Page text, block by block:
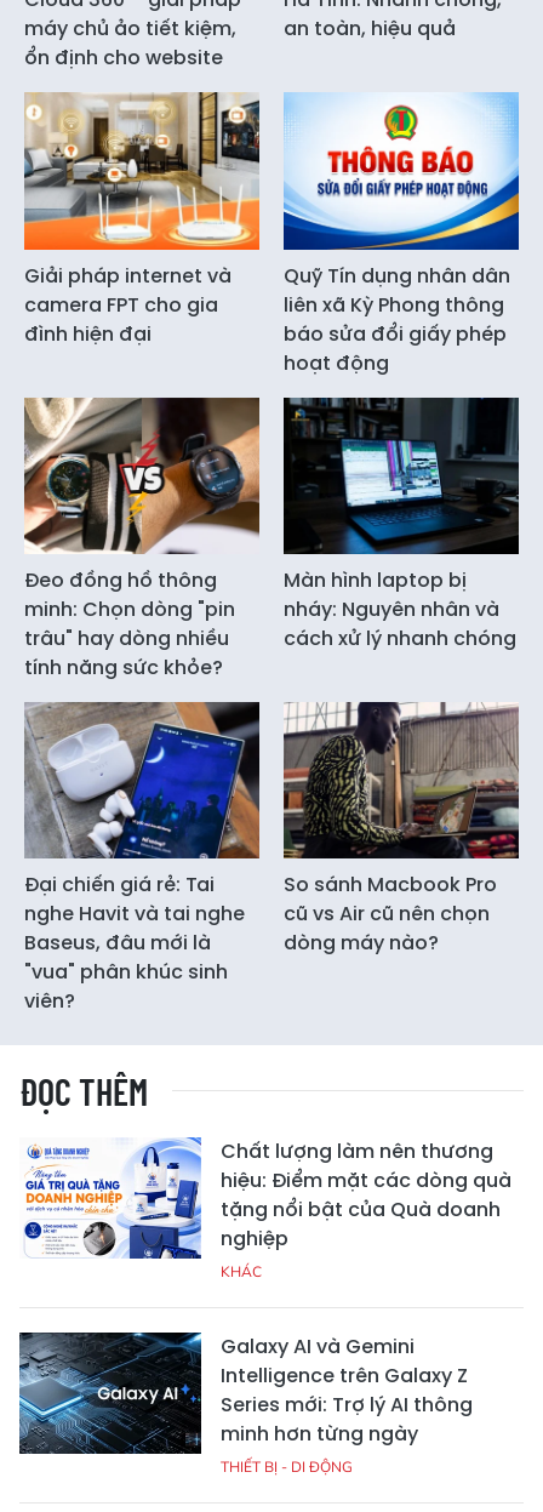
máy chủ ảo tiết kiệm,
ổn định cho website
an toàn, hiệu quả
Giải pháp internet và
camera FPT cho gia
đình hiện đại
Quỹ Tín dụng nhân dân
liên xã Kỳ Phong thông
báo sửa đổi giấy phép
hoạt động
Đeo đồng hồ thông
minh: Chọn dòng "pin
trâu" hay dòng nhiều
tính năng sức khỏe?
Màn hình laptop bị
nháy: Nguyên nhân và
cách xử lý nhanh chóng
Đại chiến giá rẻ: Tai
nghe Havit và tai nghe
Baseus, đâu mới là
"vua" phân khúc sinh
viên?
So sánh Macbook Pro
cũ vs Air cũ nên chọn
dòng máy nào?
ĐỌC THÊM
Chất lượng làm nên thương
hiệu: Điểm mặt các dòng quà
tặng nổi bật của Quà doanh
nghiệp
KHÁC
Galaxy AI và Gemini
Intelligence trên Galaxy Z
Series mới: Trợ lý AI thông
minh hơn từng ngày
THIẾT BỊ - DI ĐỘNG